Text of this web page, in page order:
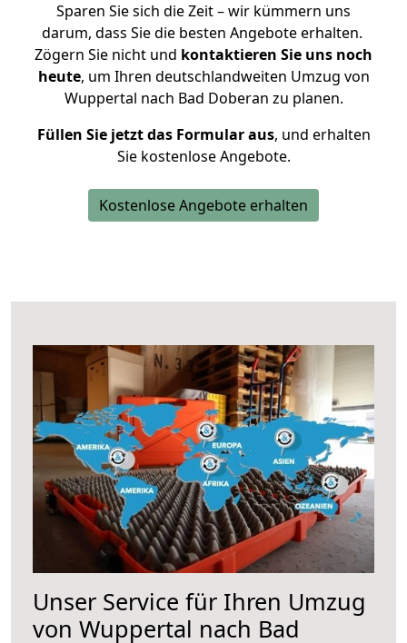
Sparen Sie sich die Zeit – wir kümmern uns
darum, dass Sie die besten Angebote erhalten.
Zögern Sie nicht und kontaktieren Sie uns noch
heute, um Ihren deutschlandweiten Umzug von
Wuppertal nach Bad Doberan zu planen.
Füllen Sie jetzt das Formular aus, und erhalten
Sie kostenlose Angebote.
Kostenlose Angebote erhalten
Unser Service für Ihren Umzug
von Wuppertal nach Bad